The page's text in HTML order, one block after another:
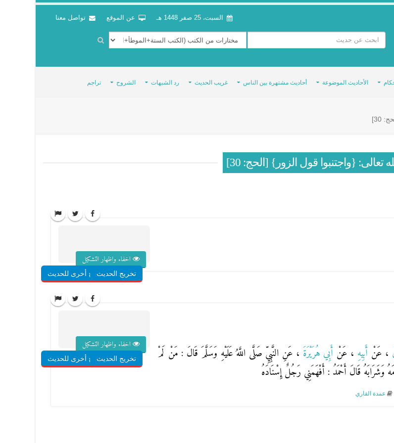
السبت، 25 صفر 1448 هـ عن الموقع تواصل معنا
الأحاديث الموضوعة أحاديث مشتهرة بين الناس غريب الحديث رد الشبهات الشروح تراجم
30]
تعالى: {واجتنبوا قول الزور} [الحج: 30]
اخفاء واظهار التشكيل
تخريج الحديثشروح أخرى للحديث
، عَنْ أَبِيهِ ، عَنْ أَبِي هُرَيْرَةَ ، عَنِ النَّبِيِّ صَلَّى اللَّهُ عَلَيْهِ وَسَلَّمَ قَالَ : مَنْ لَمْ
وَشَرَابَهُ قَالَ أَحْمَدُ : أَفْهَمَنِي رَجُلٌ إِسْنَادَهُ
اخفاء واظهار التشكيل
تخريج الحديثشروح أخرى للحديث
عمدة القاري